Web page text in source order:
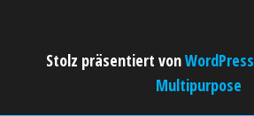
Stolz präsentiert vonWordPress
Multipurpose